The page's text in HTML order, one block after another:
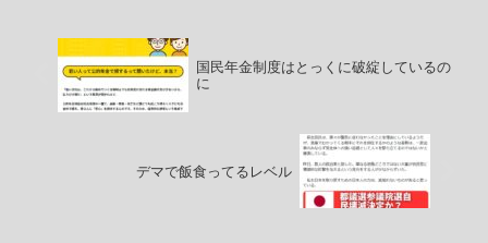
国民年金制度はとっくに破綻しているの
に
デマで飯食ってるレベル